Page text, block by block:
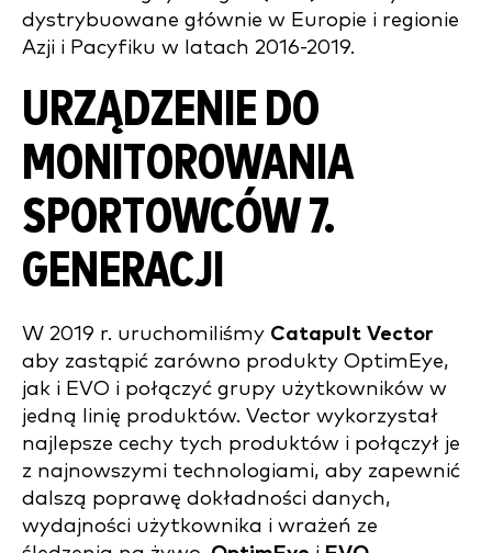
dystrybuowane głównie w Europie i regionie
Azji i Pacyfiku w latach 2016-2019.
URZĄDZENIE DO
MONITOROWANIA
SPORTOWCÓW 7.
GENERACJI
W 2019 r. uruchomiliśmy Catapult Vector
aby zastąpić zarówno produkty OptimEye,
jak i EVO i połączyć grupy użytkowników w
jedną linię produktów. Vector wykorzystał
najlepsze cechy tych produktów i połączył je
z najnowszymi technologiami, aby zapewnić
dalszą poprawę dokładności danych,
wydajności użytkownika i wrażeń ze